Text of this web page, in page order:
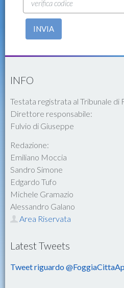
INVIA
INFO
Testata registrata al Tribunale di
Direttore responsabile:
Fulvio di Giuseppe
Redazione:
Emiliano Moccia
Sandro Simone
Edgardo Tufo
Michele Gramazio
Alessandro Galano
Area Riservata
Latest Tweets
Tweet riguardo